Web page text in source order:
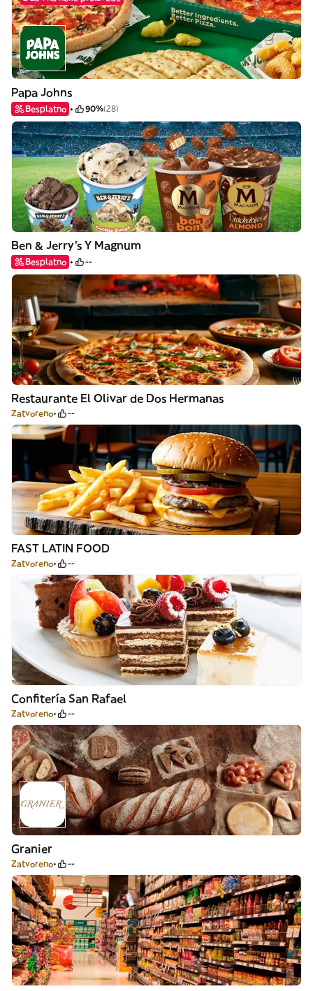
Papa Johns
Besplatno 90%(28)
Ben & Jerry's Y Magnum
Besplatno --
Restaurante El Olivar de Dos Hermanas
Zatvoreno --
FAST LATIN FOOD
Zatvoreno --
Confitería San Rafael
Zatvoreno --
Granier
Zatvoreno --